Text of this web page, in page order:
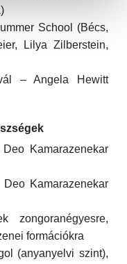
School (Bécs,
Lilya Zilberstein,
– Angela Hewitt
Kamarazenekar
Deo Kamarazenekar
zongoranégyesre,
formációkra
(anyanyelvi szint),